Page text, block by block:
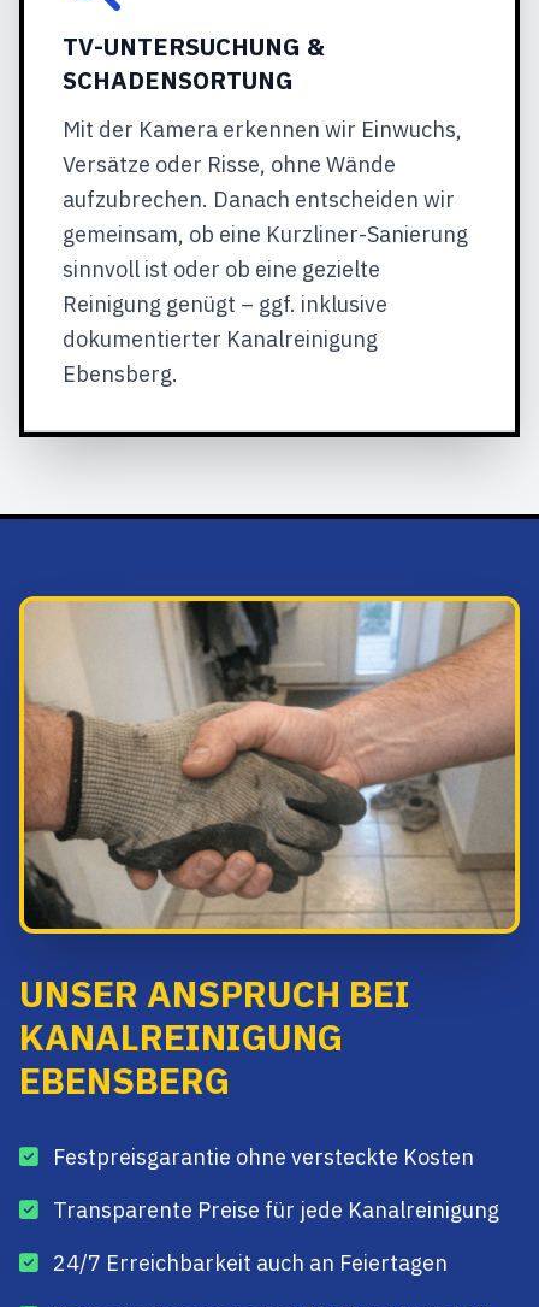
TV-UNTERSUCHUNG &
SCHADENSORTUNG
Mit der Kamera erkennen wir Einwuchs,
Versätze oder Risse, ohne Wände
aufzubrechen. Danach entscheiden wir
gemeinsam, ob eine Kurzliner-Sanierung
sinnvoll ist oder ob eine gezielte
Reinigung genügt – ggf. inklusive
dokumentierter Kanalreinigung
Ebensberg.
UNSER ANSPRUCH BEI
KANALREINIGUNG
EBENSBERG
Festpreisgarantie ohne versteckte Kosten
Transparente Preise für jede Kanalreinigung
24/7 Erreichbarkeit auch an Feiertagen